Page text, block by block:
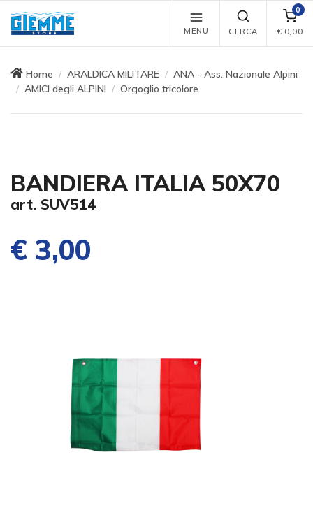
MENU CERCA
0
€ 0,00
Home ARALDICA MILITARE
ANA - Ass. Nazionale Alpini
AMICI degli ALPINI
Orgoglio tricolore
BANDIERA ITALIA 50X70
art. SUV514
€ 3,00